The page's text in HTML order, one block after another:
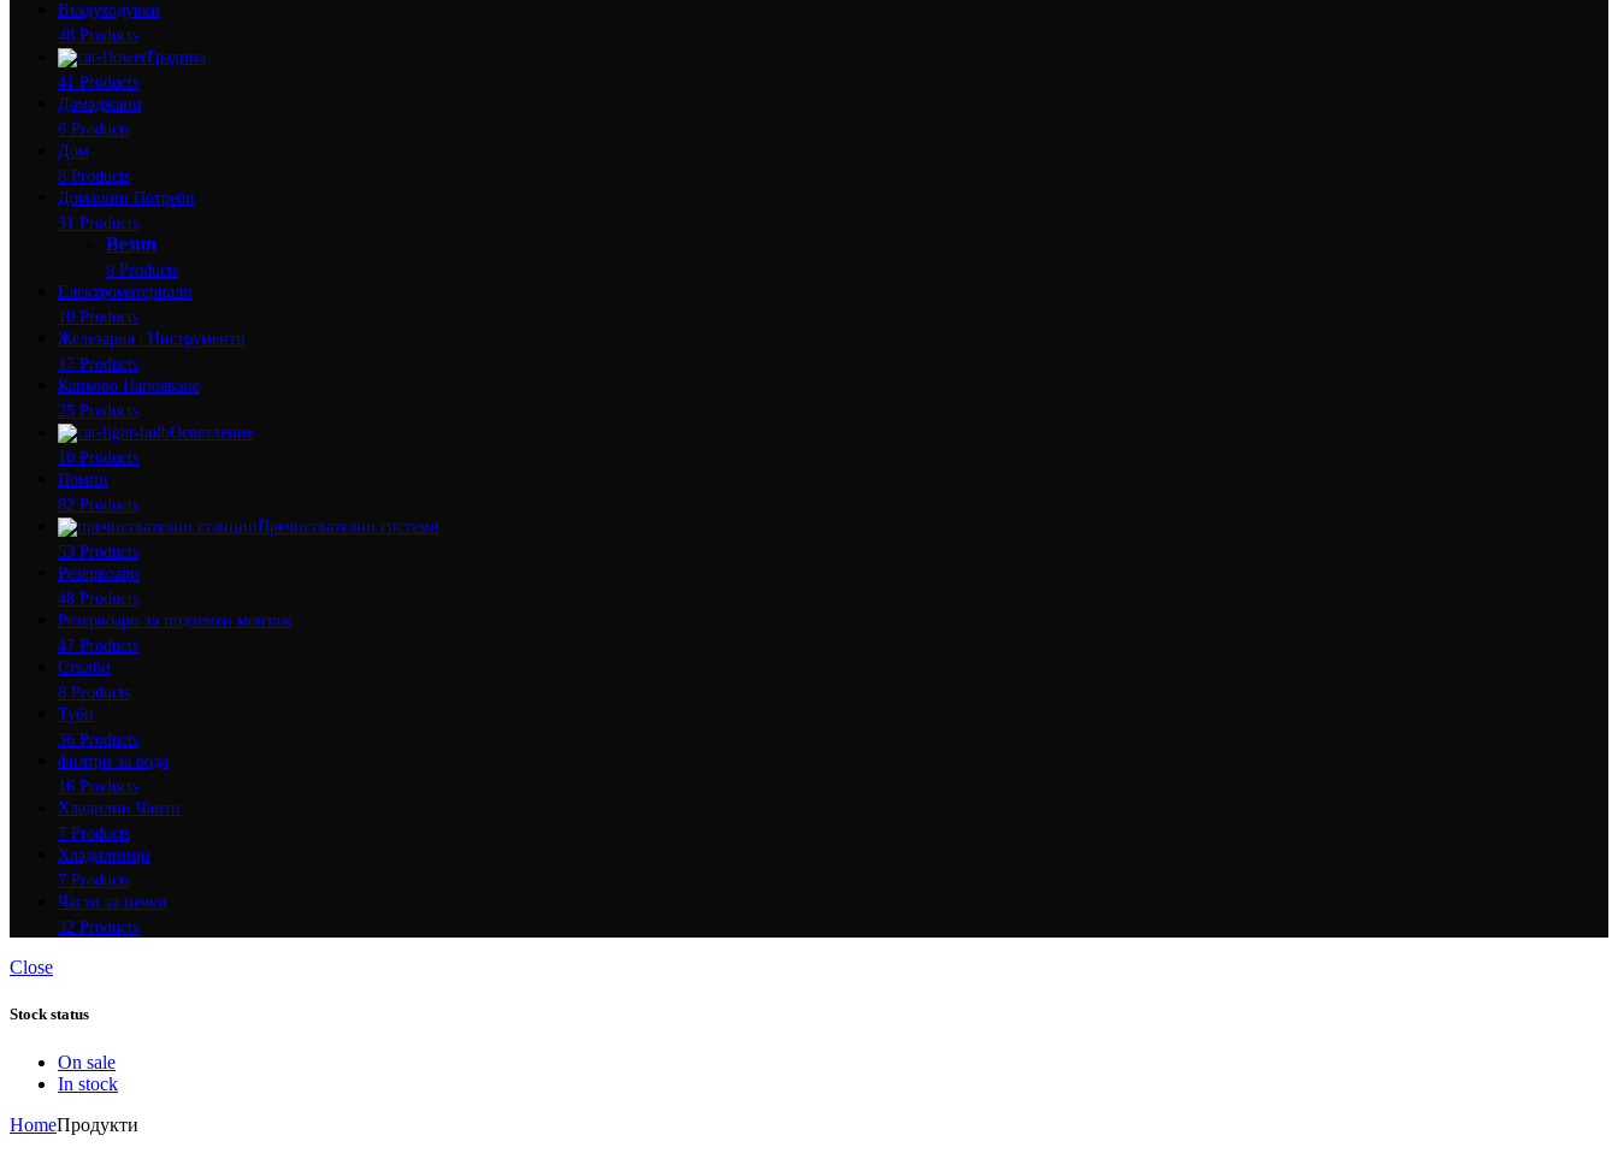
Въздуходувки
48 Products
Градина
41 Products
Дамаджани
6 Products
Дом
8 Products
Домашни Потреби
31 Products
Везни
9 Products
Електроматериали
10 Products
Железария | Инструменти
17 Products
Капково Напояване
25 Products
Осветление
10 Products
Помпи
82 Products
Пречиствателни системи
53 Products
Резервоари
48 Products
Резервоари за подземен монтаж
47 Products
Стълби
8 Products
Туби
36 Products
филтри за вода
16 Products
Хладилни Чанти
7 Products
Хладилници
7 Products
Части за печки
32 Products
Close
Stock status
On sale
In stock
HomeПродукти